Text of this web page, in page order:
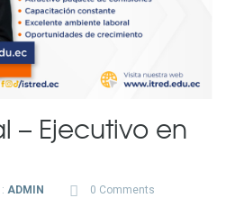
– Ejecutivo en
ADMIN 0 Comments